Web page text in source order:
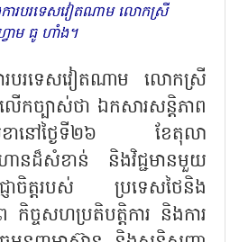
ការបរទេសវៀតណាម លោកស្រី
វាម ធូ ហាំង។
ារបរទេសវៀតណាម លោកស្រី
កច្បាស់ថា ឯកសារសន្តិភាព
េខានៅថ្ងៃទី២៦ ខែតុលា
ានដ៏សំខាន់ និងវិជ្ជមានមួយ
េជ្ញាចិត្តរបស់ ប្រទេសថៃនិង
កិច្ចសហប្រតិបត្តិការ និងការ